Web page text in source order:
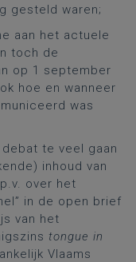
gesteld waren;
aan het actuele
toch de
op 1 september
hoe en wanneer
was
te veel gaan
inhoud van
over het
in de open brief
van het
tongue in
Vlaams